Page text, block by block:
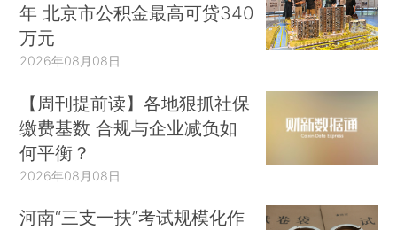
年 北京市公积金最高可贷340
万元
2026年08月08日
【周刊提前读】各地狠抓社保
缴费基数 合规与企业减负如
何平衡？
2026年08月08日
河南“三支一扶”考试规模化作